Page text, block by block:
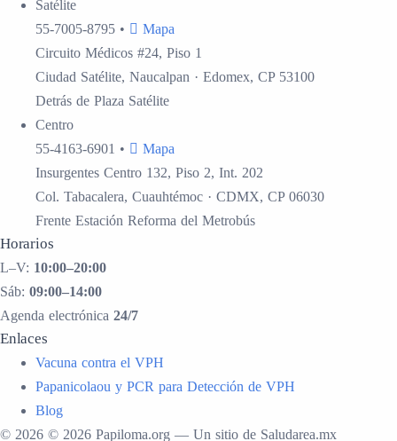
Satélite
55-7005-8795 •
Mapa
Circuito Médicos #24, Piso 1
Ciudad Satélite, Naucalpan · Edomex, CP 53100
Detrás de Plaza Satélite
Centro
55-4163-6901 •
Mapa
Insurgentes Centro 132, Piso 2, Int. 202
Col. Tabacalera, Cuauhtémoc · CDMX, CP 06030
Frente Estación Reforma del Metrobús
Horarios
L–V: 10:00–20:00
Sáb: 09:00–14:00
Agenda electrónica 24/7
Enlaces
Vacuna contra el VPH
Papanicolaou y PCR para Detección de VPH
Blog
© 2026 © 2026 Papiloma.org — Un sitio de Saludarea.mx